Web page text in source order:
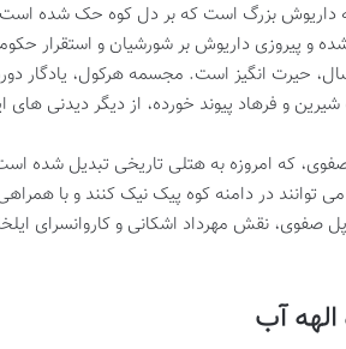
داریوش بزرگ است که بر دل کوه حک شده
و پیروزی داریوش بر شورشیان و استقرار
و دقت این حکاکی، حتی پس از ۲۵۰۰ سال، حیرت انگیز است. مجسمه
و فرهاد پیوند خورده، از دیگر دیدنی
که امروزه به هتلی تاریخی تبدیل شده
توانند در دامنه کوه پیک نیک کنند و با
صفوی، نقش مهرداد اشکانی و کاروانسرای
الهه آب